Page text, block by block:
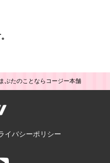
ぶたのことならコージー本舗
イバシーポリシー